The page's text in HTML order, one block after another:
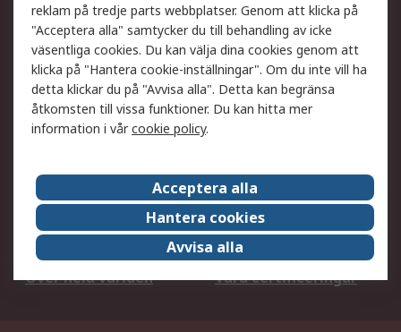
Support
Få hjälp
Retur av varor
Leverans
Spåra din order
Begär en fakturakopi
Fördelar med RS-konto
Betalningsalternativ
Om RS
Försäljningsvillkor
Det juridiska
Press Centre
Jobba hos RS
ESG
Över hela världen
Våra certificeringar
reklam på tredje parts webbplatser. Genom att klicka på
"Acceptera alla" samtycker du till behandling av icke
väsentliga cookies. Du kan välja dina cookies genom att
klicka på "Hantera cookie-inställningar". Om du inte vill ha
detta klickar du på "Avvisa alla". Detta kan begränsa
åtkomsten till vissa funktioner. Du kan hitta mer
information i vårcookie policy.
Acceptera alla
Hantera cookies
Avvisa alla